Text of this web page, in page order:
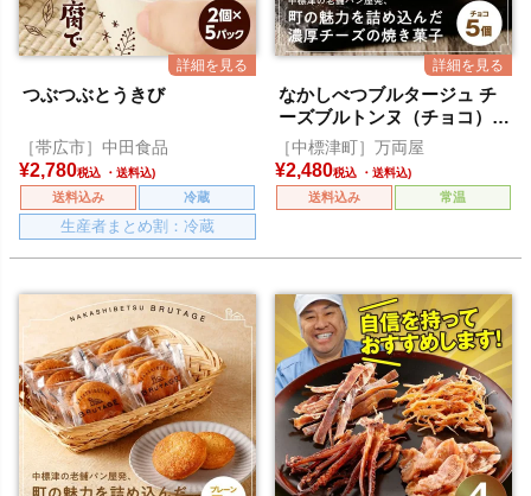
つぶつぶとうきび
［帯広市］中田食品
¥2,780税込
送料込み 冷蔵
生産者まとめ割：冷蔵
なかしべつブルタージュ チ
ーズブルトンヌ（チョコ）5
個入
［中標津町］万両屋
¥2,480税込
送料込み 常温